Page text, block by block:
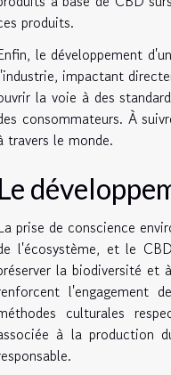
produits.
le développement
impactant
la voie à des
consommateurs. À
travers le monde.
Le
prise de conscience
l'écosystème, et le
la biodiversité et
l'engagement
culturales
à la production